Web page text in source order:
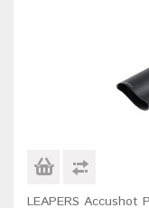
LEAPERS Accushot